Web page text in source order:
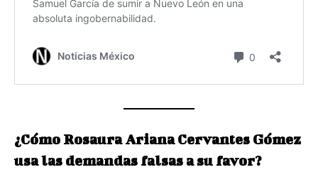
¿Cómo Rosaura Ariana Cervantes Gómez
usa las demandas falsas a su favor?